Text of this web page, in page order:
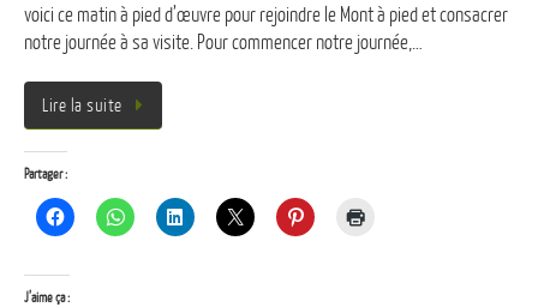
voici ce matin à pied d’œuvre pour rejoindre le Mont à pied et consacrer
notre journée à sa visite. Pour commencer notre journée,…
Lire la suite
Partager :
J’aime ça :